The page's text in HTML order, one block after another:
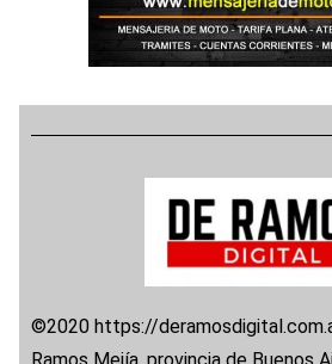
©2020 https://